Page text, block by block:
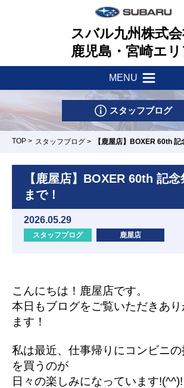
スバル九州株式
鹿児島・宮崎エ
MENU
新着情報
サポート・他
車検・点検はマイスバルへ
スバル自動車保険
店舗一覧
下荒田店 川内店 鹿屋店
アフターサービス
会社案内
一つのいのちプロジェク
採用情報
スタッフブログ
TOP > スタッフブログ > 【鹿屋店】BOXER 60th
【鹿屋店】BOXER 60th 記
まで！
2026.05.29
スタッフブログ 鹿屋店
こんにちは！鹿屋店です。
本日もブログをご覧いただきあ
ます！
私は最近、仕事帰りにコンビニ
を買うのが
日々の楽しみになっています!(^^)!